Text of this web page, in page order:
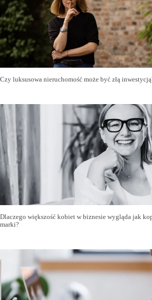
Czy luksusowa nieruchomość może być złą
Dlaczego większość kobiet w biznesie wygląda jak
marki?